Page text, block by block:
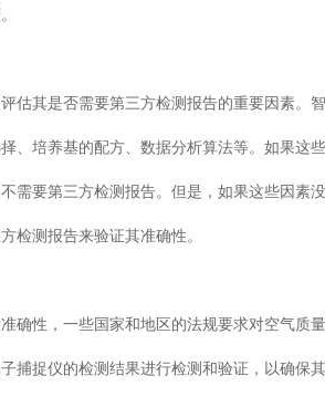
估其是否需要第三方检测报告的重要因素。
、培养基的配方、数据分析算法等。如果这
需要第三方检测报告。但是，如果这些因素
检测报告来验证其准确性。
确性，一些国家和地区的法规要求对空气质
捕捉仪的检测结果进行检测和验证，以确保